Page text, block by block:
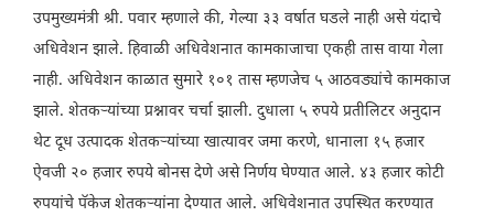
उपमुख्यमंत्री श्री. पवार म्हणाले की, गेल्या ३३ वर्षात घडले नाही असे यंदाचे
अधिवेशन झाले. हिवाळी अधिवेशनात कामकाजाचा एकही तास वाया गेला
नाही. अधिवेशन काळात सुमारे १०१ तास म्हणजेच ५ आठवड्यांचे कामकाज
झाले. शेतकऱ्यांच्या प्रश्नावर चर्चा झाली. दुधाला ५ रुपये प्रतीलिटर अनुदान
थेट दूध उत्पादक शेतकऱ्यांच्या खात्यावर जमा करणे, धानाला १५ हजार
ऐवजी २० हजार रुपये बोनस देणे असे निर्णय घेण्यात आले. ४३ हजार कोटी
रुपयांचे पॅकेज शेतकऱ्यांना देण्यात आले. अधिवेशनात उपस्थित करण्यात